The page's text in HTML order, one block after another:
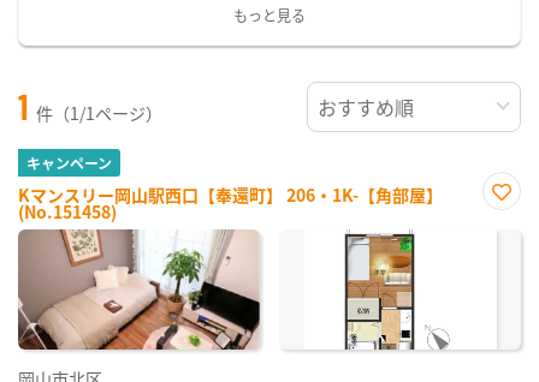
もっと見る
1 件（1/1ページ）
キャンペーン
Kマンスリー岡山駅西口【奉還町】 206・1K-【角部屋】
(No.151458)
に入